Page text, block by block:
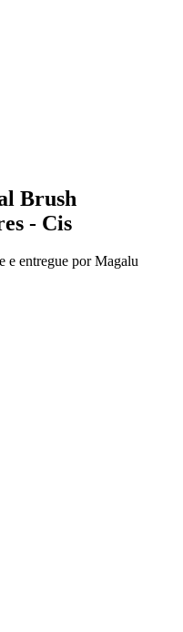
Brush
- Cis
e entregue por Magalu